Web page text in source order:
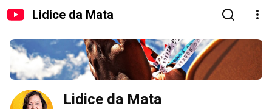
Lidice da Mata
Lidice da Mata